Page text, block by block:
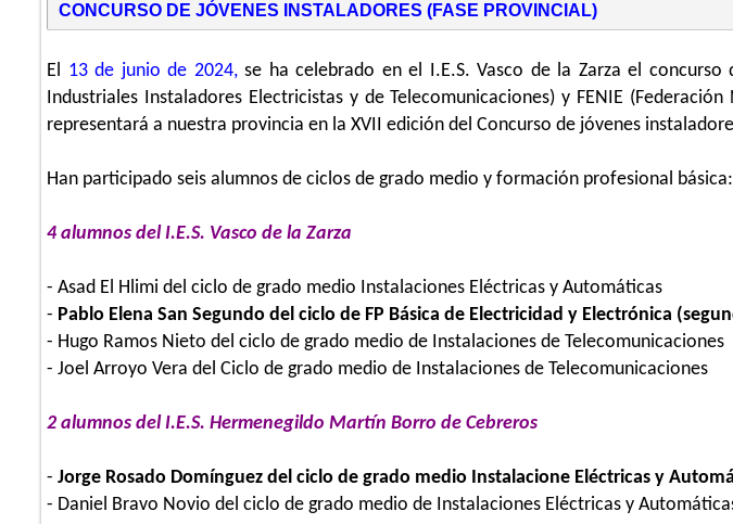
CONCURSO DE JÓVENES INSTALADORES (FASE PROVINCIAL)
El 13 de junio de 2024,se ha celebrado en el I.E.S. Vasco de la Zarza el concurso
Industriales Instaladores Electricistas y de Telecomunicaciones) y FENIE
representará a nuestra provincia en la XVII edición del Concurso de jóvenes
Han participado seis alumnos de ciclos de grado medio y formación profesional básica:
4 alumnos del I.E.S. Vasco de la Zarza
- Asad El Hlimi del ciclo de grado medio Instalaciones Eléctricas y Automáticas
- Pablo Elena San Segundo del ciclo de FP Básica de Electricidad y Electrónica
- Hugo Ramos Nieto del ciclo de grado medio de Instalaciones de Telecomunicaciones
- Joel Arroyo Vera del Ciclo de grado medio de Instalaciones de Telecomunicaciones
2 alumnos del I.E.S. Hermenegildo Martín Borro de Cebreros
- Jorge Rosado Domínguez del ciclo de grado medio Instalacione Eléctricas y
- Daniel Bravo Novio del ciclo de grado medio de Instalaciones Eléctricas y